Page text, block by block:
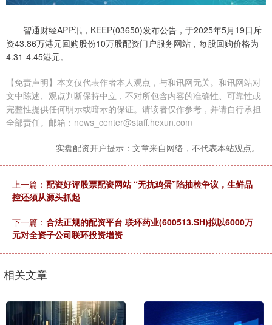
智通财经APP讯，KEEP(03650)发布公告，于2025年5月19日斥
资43.86万港元回购股份10万股配资门户服务网站，每股回购价格为
4.31-4.45港元。
【免责声明】本文仅代表作者本人观点，与和讯网无关。和讯网站对
文中陈述、观点判断保持中立，不对所包含内容的准确性、可靠性或
完整性提供任何明示或暗示的保证。请读者仅作参考，并请自行承担
全部责任。邮箱：news_center@staff.hexun.com
实盘配资开户提示：文章来自网络，不代表本站观点。
上一篇： 配资好评股票配资网站 “无抗鸡蛋”陷抽检争议，生鲜品
控还须从源头抓起
下一篇： 合法正规的配资平台 联环药业(600513.SH)拟以6000万
元对全资子公司联环投资增资
相关文章